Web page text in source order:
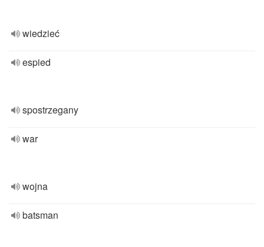
wiedzieć
espied
spostrzegany
war
wojna
batsman